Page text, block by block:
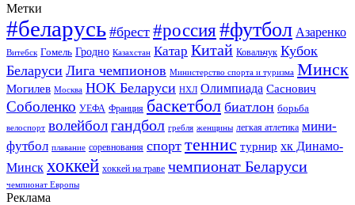
Метки
#беларусь #брест #россия#футбол Азаренко
Витебск Гомель Гродно Казахстан Катар Китай Ковальчук Кубок
Беларуси Лига чемпионов Министерство спорта и туризма Минск
Могилев Москва НОК Беларуси НХЛ Олимпиада Саснович
Соболенко УЕФА Франция баскетбол биатлон борьба
велоспорт волейболгандбол гребля женщины легкая атлетика мини-
футбол плавание соревнования спорт теннис турнир хк Динамо-
Минск хоккей хоккей на траве чемпионат Беларуси
чемпионат Европы
Реклама